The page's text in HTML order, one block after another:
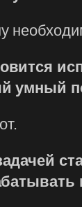
умный